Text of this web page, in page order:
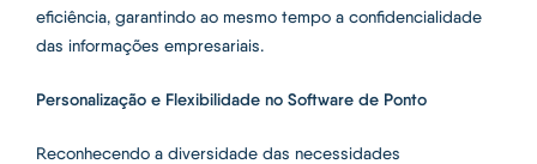
eficiência, garantindo ao mesmo tempo a confidencialidade
das informações empresariais.
Personalização e Flexibilidade no Software de Ponto
Reconhecendo a diversidade das necessidades